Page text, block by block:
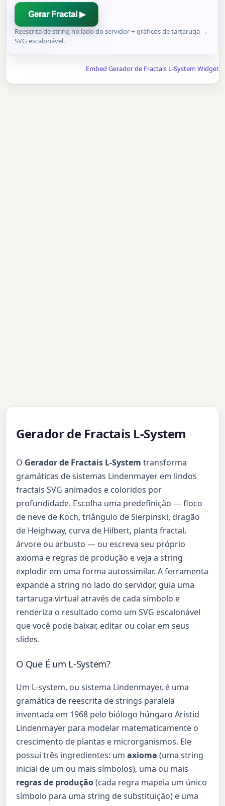
Gerar Fractal ▶
Reescrita de string no lado do servidor + gráficos de tartaruga →
SVG escalonável.
Embed Gerador de Fractais L-System Widget
Gerador de Fractais L-System
O Gerador de Fractais L-System transforma
gramáticas de sistemas Lindenmayer em lindos
fractais SVG animados e coloridos por
profundidade. Escolha uma predefinição — floco
de neve de Koch, triângulo de Sierpinski, dragão
de Heighway, curva de Hilbert, planta fractal,
árvore ou arbusto — ou escreva seu próprio
axioma e regras de produção e veja a string
explodir em uma forma autossimilar. A ferramenta
expande a string no lado do servidor, guia uma
tartaruga virtual através de cada símbolo e
renderiza o resultado como um SVG escalonável
que você pode baixar, editar ou colar em seus
slides.
O Que É um L-System?
Um L-system, ou sistema Lindenmayer, é uma
gramática de reescrita de strings paralela
inventada em 1968 pelo biólogo húngaro Aristid
Lindenmayer para modelar matematicamente o
crescimento de plantas e microrganismos. Ele
possui três ingredientes: umaxioma (uma string
inicial de um ou mais símbolos), uma ou mais
regras de produção(cada regra mapeia um único
símbolo para uma string de substituição) e uma